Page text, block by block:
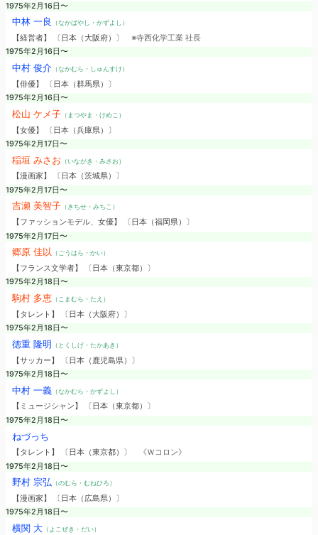
1975年2月16日〜
中林 一良 （なかばやし・かずよし）
【経営者】 〔日本（大阪府）〕 ※寺西化学工業 社長
1975年2月16日〜
中村 俊介（なかむら・しゅんすけ）
【俳優】 〔日本（群馬県）〕
1975年2月16日〜
松山 ケメ子（まつやま・けめこ）
【女優】 〔日本（兵庫県）〕
1975年2月17日〜
稲垣 みさお （いながき・みさお）
【漫画家】 〔日本（茨城県）〕
1975年2月17日〜
吉瀬 美智子（きちせ・みちこ）
【ファッションモデル、女優】 〔日本（福岡県）〕
1975年2月17日〜
郷原 佳以 （ごうはら・かい）
【フランス文学者】 〔日本（東京都）〕
1975年2月18日〜
駒村 多恵 （こまむら・たえ）
【タレント】 〔日本（大阪府）〕
1975年2月18日〜
徳重 隆明 （とくしげ・たかあき）
【サッカー】 〔日本（鹿児島県）〕
1975年2月18日〜
中村 一義（なかむら・かずよし）
【ミュージシャン】 〔日本（東京都）〕
1975年2月18日〜
ねづっち
【タレント】 〔日本（東京都）〕
《Ｗコロン》
1975年2月18日〜
野村 宗弘（のむら・むねひろ）
【漫画家】 〔日本（広島県）〕
1975年2月18日〜
横関 大（よこぜき・だい）